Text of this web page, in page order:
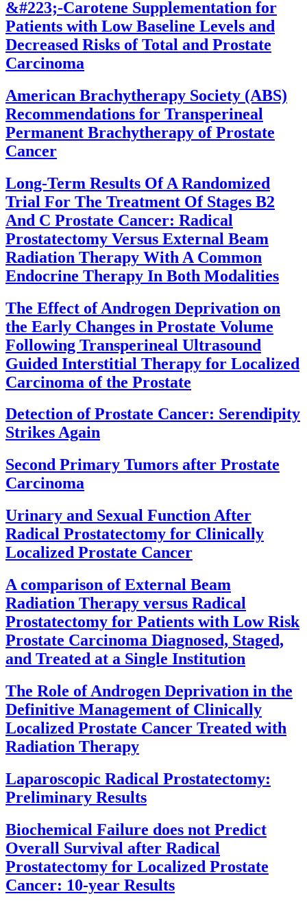
&#223;-Carotene Supplementation for
Patients with Low Baseline Levels and
Decreased Risks of Total and Prostate
Carcinoma
American Brachytherapy Society (ABS)
Recommendations for Transperineal
Permanent Brachytherapy of Prostate
Cancer
Long-Term Results Of A Randomized
Trial For The Treatment Of Stages B2
And C Prostate Cancer: Radical
Prostatectomy Versus External Beam
Radiation Therapy With A Common
Endocrine Therapy In Both Modalities
The Effect of Androgen Deprivation on
the Early Changes in Prostate Volume
Following Transperineal Ultrasound
Guided Interstitial Therapy for Localized
Carcinoma of the Prostate
Detection of Prostate Cancer: Serendipity
Strikes Again
Second Primary Tumors after Prostate
Carcinoma
Urinary and Sexual Function After
Radical Prostatectomy for Clinically
Localized Prostate Cancer
A comparison of External Beam
Radiation Therapy versus Radical
Prostatectomy for Patients with Low Risk
Prostate Carcinoma Diagnosed, Staged,
and Treated at a Single Institution
The Role of Androgen Deprivation in the
Definitive Management of Clinically
Localized Prostate Cancer Treated with
Radiation Therapy
Laparoscopic Radical Prostatectomy:
Preliminary Results
Biochemical Failure does not Predict
Overall Survival after Radical
Prostatectomy for Localized Prostate
Cancer: 10-year Results